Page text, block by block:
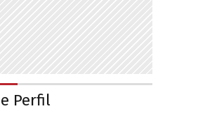
Perfil